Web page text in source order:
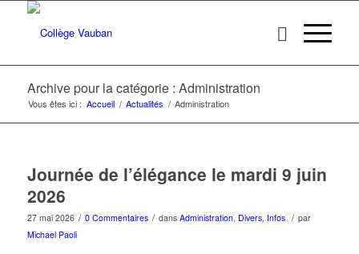
Archive pour la catégorie : Administration
Vous êtes ici : Accueil / Actualités / Administration
Journée de l’élégance le mardi 9 juin
2026
27 mai 2026 / 0 Commentaires / dans Administration, Divers, Infos / par
Michael Paoli